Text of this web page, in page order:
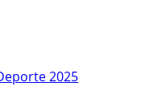
2025